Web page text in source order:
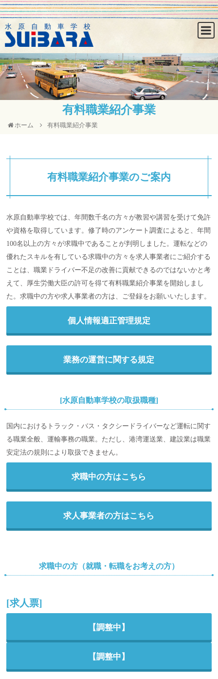
水原自動車学校
有料職業紹介事業
ホーム 有料職業紹介事業
有料職業紹介事業のご案内
水原自動車学校では、年間数千名の方々が教習や講習を受けて免許
や資格を取得しています。修了時のアンケート調査によると、年間
100名以上の方々が求職中であることが判明しました。運転などの
優れたスキルを有している求職中の方々を求人事業者にご紹介する
ことは、職業ドライバー不足の改善に貢献できるのではないかと考
えて、厚生労働大臣の許可を得て有料職業紹介事業を開始しまし
た。求職中の方や求人事業者の方は、ご登録をお願いいたします。
個人情報適正管理規定
業務の運営に関する規定
[水原自動車学校の取扱職種]
国内におけるトラック・バス・タクシードライバーなど運転に関す
る職業全般、運輸事務の職業。ただし、港湾運送業、建設業は職業
安定法の規則により取扱できません。
求職中の方はこちら
求人事業者の方はこちら
求職中の方（就職・転職をお考えの方）
[求人票]
【調整中】
【調整中】